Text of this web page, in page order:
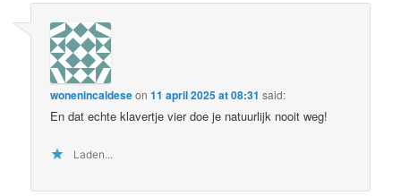
wonenincaldeseon11 april 2025 at 08:31 said:
En dat echte klavertje vier doe je natuurlijk nooit weg!
Laden...